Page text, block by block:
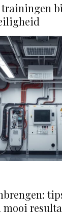
trainingen
mooi